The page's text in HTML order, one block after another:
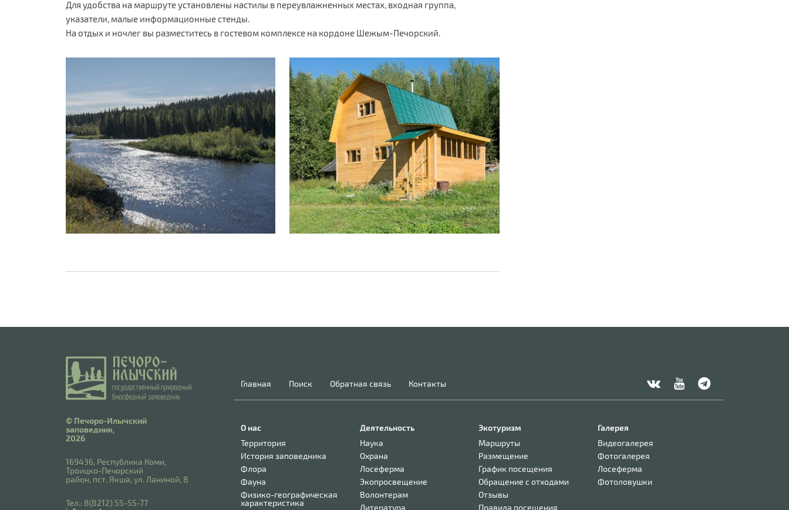
Для удобства на маршруте установлены настилы в переувлажненных местах, входная группа,
указатели, малые информационные стенды.
На отдых и ночлег вы разместитесь в гостевом комплексе на кордоне Шежым-Печорский.
© Печоро-Илычский
заповедник,
2026
169436, Республика Коми,
Троицко-Печорский
район, пст. Якша, ул. Ланиной, 8
​Тел.: 8(8212) 55-55-77
Главная Поиск Обратная связь Контакты
О нас
Территория
История заповедника
Флора
Фауна
Физико-географическая
характеристика
Деятельность
Наука
Охрана
Лосеферма
Экопросвещение
Волонтерам
Литература
Экотуризм
Маршруты
Размещение
График посещения
Обращение с отходами
Отзывы
Правила посещения
Галерея
Видеогалерея
Фотогалерея
Лосеферма
Фотоловушки